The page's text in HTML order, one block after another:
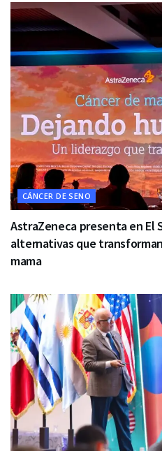
CÁNCER DE SENO
AstraZeneca presenta en El
alternativas que
mama